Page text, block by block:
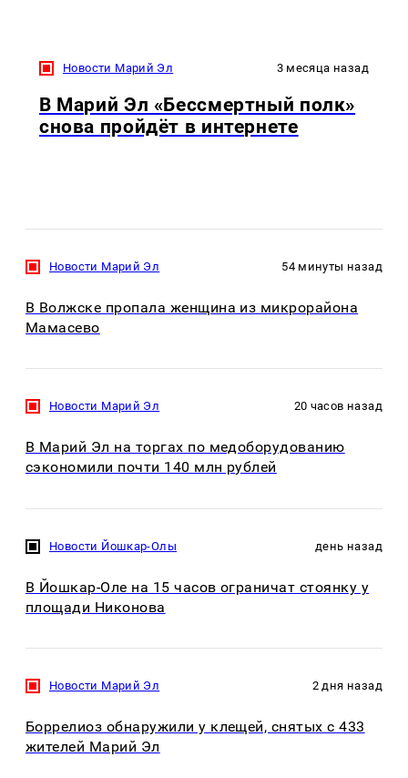
Новости Марий Эл 3 месяца назад
В Марий Эл «Бессмертный полк»
снова пройдёт в интернете
Новости Марий Эл 54 минуты назад
В Волжске пропала женщина из микрорайона
Мамасево
Новости Марий Эл 20 часов назад
В Марий Эл на торгах по медоборудованию
сэкономили почти 140 млн рублей
Новости Йошкар-Олы день назад
В Йошкар-Оле на 15 часов ограничат стоянку у
площади Никонова
Новости Марий Эл 2 дня назад
Боррелиоз обнаружили у клещей, снятых с 433
жителей Марий Эл